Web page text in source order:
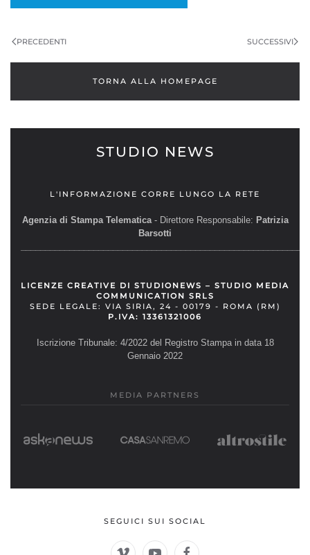
PRECEDENTI SUCCESSIVI
TORNA ALLA HOMEPAGE
STUDIO NEWS
L'INFORMAZIONE CORRE LUNGO LA RETE
Agenzia di Stampa Telematica- Direttore Responsabile: Patrizia
Barsotti
LICENZE CREATIVE DI STUDIONEWS – STUDIO MEDIA
COMMUNICATION SRLS
SEDE LEGALE: VIA SIRIA, 24 - 00179 - ROMA (RM)
P.IVA: 13361321006
Iscrizione Tribunale: 4/2022 del Registro Stampa in data 18
Gennaio 2022
MEDIA PARTNERS
SEGUICI SUI SOCIAL